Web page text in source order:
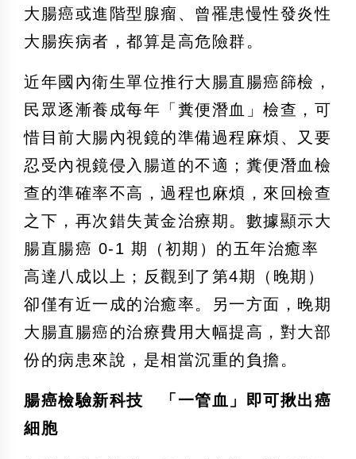
大腸癌或進階型腺瘤、曾罹患慢性發炎性
大腸疾病者，都算是高危險群。
近年國內衛生單位推行大腸直腸癌篩檢，
民眾逐漸養成每年「糞便潛血」檢查，可
惜目前大腸內視鏡的準備過程麻煩、又要
忍受內視鏡侵入腸道的不適；糞便潛血檢
查的準確率不高，過程也麻煩，來回檢查
之下，再次錯失黃金治療期。數據顯示大
腸直腸癌 0-1 期（初期）的五年治癒率
高達八成以上；反觀到了第4期（晚期）
卻僅有近一成的治癒率。另一方面，晚期
大腸直腸癌的治療費用大幅提高，對大部
份的病患來說，是相當沉重的負擔。
腸癌檢驗新科技 「一管血」即可揪出癌
細胞